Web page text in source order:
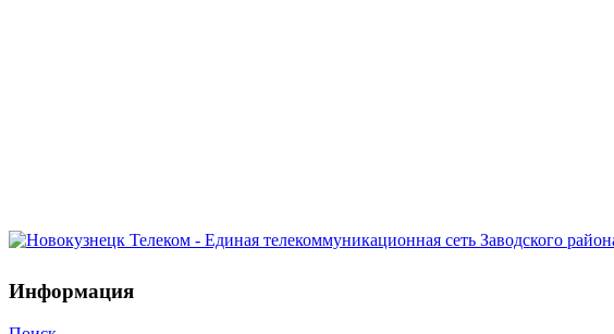
Информация